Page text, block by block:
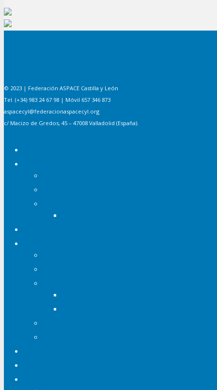
© 2023 | Federación ASPACE Castilla y León
Tel. (+34) 983 24 67 98 | Móvil 657 346 873
aspacecyl@federacionaspacecyl.org
c/ Macizo de Gredos, 45 – 47008 Valladolid (España).